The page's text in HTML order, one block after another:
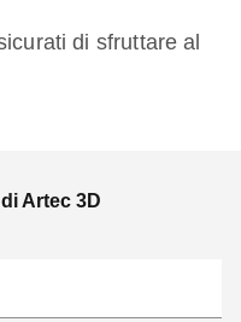
di sfruttare al
Artec 3D